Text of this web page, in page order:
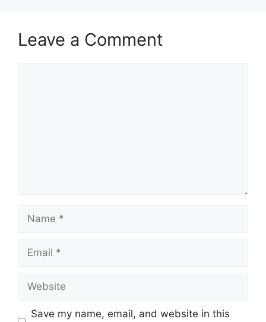
Leave a Comment
Name
Email
Website
Save my name, email, and website in this